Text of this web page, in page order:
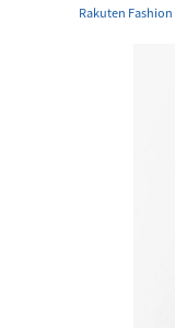
Rakuten Fashion